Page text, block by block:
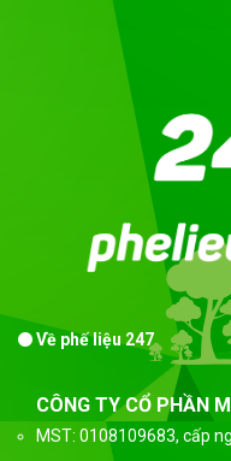
Về phế liệu 247
CÔNG TY CỔ PHẦN
MST: 0108109683, cấp